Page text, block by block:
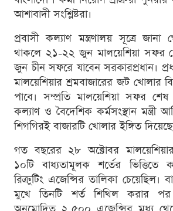
আশাবাদী সংশ্লিষ্টরা।
প্রবাসী কল্যাণ মন্ত্রণালয় সূত্রে
থাকলে ২১-২২ জুন মালয়েশিয়া সফর
জুন চীন সফরে যাবেন সরকারপ্রধান।
মালয়েশিয়ার শ্রমবাজারের জট খোলার
পাবে। সম্প্রতি মালয়েশিয়া সফর
কল্যাণ ও বৈদেশিক কর্মসংস্থান
শিগগিরই বাজারটি খোলার ইঙ্গিত
গত বছরের ২৮ অক্টোবর মালয়েশিয়ার
১০টি বাধ্যতামূলক শর্তের ভিত্তিতে
রিক্রুটিং এজেন্সির তালিকা চেয়েছিল।
মুখে তিনটি শর্ত শিথিল করার পর